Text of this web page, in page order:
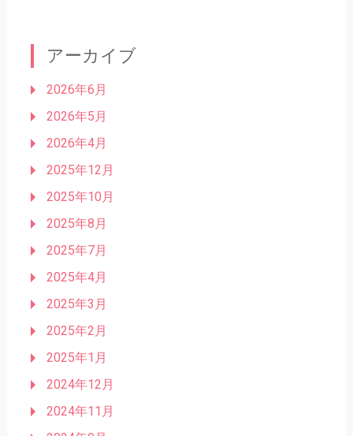
アーカイブ
2026年6月
2026年5月
2026年4月
2025年12月
2025年10月
2025年8月
2025年7月
2025年4月
2025年3月
2025年2月
2025年1月
2024年12月
2024年11月